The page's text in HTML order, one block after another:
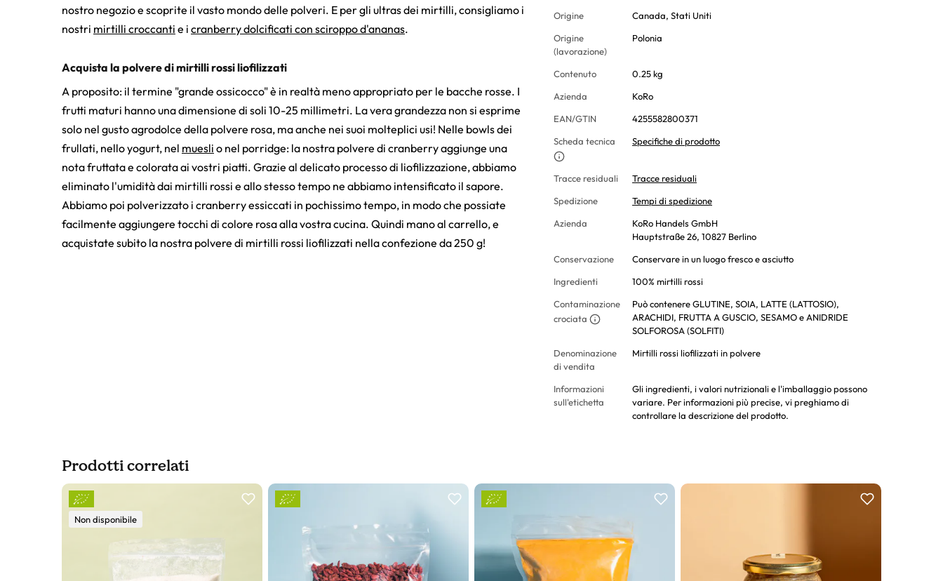
nostro negozio e scoprite il vasto mondo delle polveri. E per gli ultras dei mirtilli, consigliamo i
nostri mirtilli croccanti e i cranberry dolcificati con sciroppo d'ananas.
Acquista la polvere di mirtilli rossi liofilizzati
A proposito: il termine "grande ossicocco" è in realtà meno appropriato per le bacche rosse. I
frutti maturi hanno una dimensione di soli 10-25 millimetri. La vera grandezza non si esprime
solo nel gusto agrodolce della polvere rosa, ma anche nei suoi molteplici usi! Nelle bowls dei
frullati, nello yogurt, nel muesli o nel porridge: la nostra polvere di cranberry aggiunge una
nota fruttata e colorata ai vostri piatti. Grazie al delicato processo di liofilizzazione, abbiamo
eliminato l'umidità dai mirtilli rossi e allo stesso tempo ne abbiamo intensificato il sapore.
Abbiamo poi polverizzato i cranberry essiccati in pochissimo tempo, in modo che possiate
facilmente aggiungere tocchi di colore rosa alla vostra cucina. Quindi mano al carrello, e
acquistate subito la nostra polvere di mirtilli rossi liofilizzati nella confezione da 250 g!
Origine
Canada, Stati Uniti
Origine
(lavorazione)
Polonia
Contenuto
0.25 kg
Azienda
KoRo
EAN/GTIN
4255582800371
Scheda tecnica
Specifiche di prodotto
Tracce residuali
Tracce residuali
Spedizione
Tempi di spedizione
Azienda
KoRo Handels GmbH
Hauptstraße 26, 10827 Berlino
Conservazione
Conservare in un luogo fresco e asciutto
Ingredienti
100% mirtilli rossi
Contaminazione
crociata
Può contenere GLUTINE, SOIA, LATTE (LATTOSIO),
ARACHIDI, FRUTTA A GUSCIO, SESAMO e ANIDRIDE
SOLFOROSA (SOLFITI)
Denominazione
di vendita
Mirtilli rossi liofilizzati in polvere
Informazioni
sull'etichetta
Gli ingredienti, i valori nutrizionali e l'imballaggio possono
variare. Per informazioni più precise, vi preghiamo di
controllare la descrizione del prodotto.
Prodotti correlati
Slider prodotto
Non disponibile